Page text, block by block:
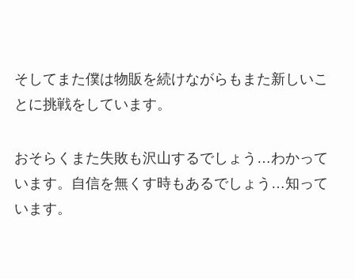
そしてまた僕は物販を続けながらもまた新しいこ
とに挑戦をしています。
おそらくまた失敗も沢山するでしょう…わかって
います。自信を無くす時もあるでしょう…知って
います。